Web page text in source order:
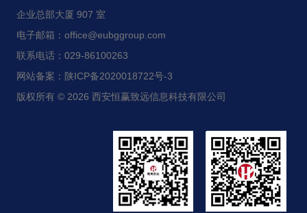
企业总部大厦 907 室
电子邮箱：office@eubggroup.com
联系电话：029-86100263
网站备案：陕ICP备2020018722号-3
版权所有 © 2026 西安恒赢致远信息科技有限公司